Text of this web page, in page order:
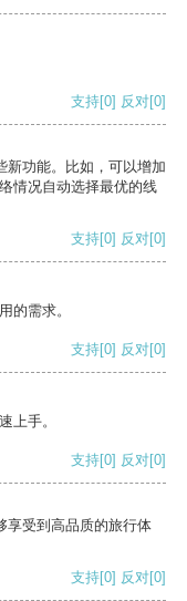
支持[0] 反对[0]
新功能。比如，可以增加
情况自动选择最优的线
支持[0] 反对[0]
的需求。
支持[0] 反对[0]
上手。
支持[0] 反对[0]
享受到高品质的旅行体
支持[0] 反对[0]